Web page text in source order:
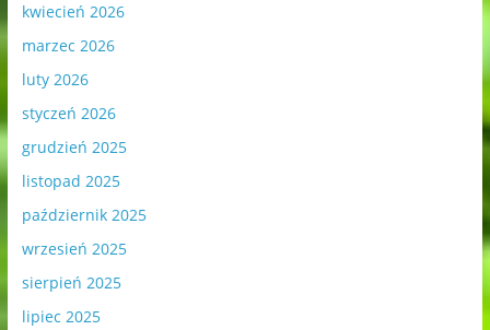
kwiecień 2026
marzec 2026
luty 2026
styczeń 2026
grudzień 2025
listopad 2025
październik 2025
wrzesień 2025
sierpień 2025
lipiec 2025